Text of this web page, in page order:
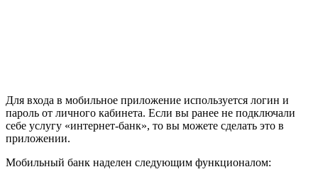
Для входа в мобильное приложение используется логин и
пароль от личного кабинета. Если вы ранее не подключали
себе услугу «интернет-банк», то вы можете сделать это в
приложении.
Мобильный банк наделен следующим функционалом: